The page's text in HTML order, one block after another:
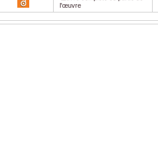
l'œuvre